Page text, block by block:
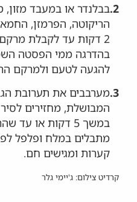
2. בבלנדר או במעבד מזון,
2 דקות עד לקבלת
בהדרגה ממי הפסטה
להגעה לטעם ולמרקם
3. מערבבים את תערובת
המבושלת, מחזירים
במשך 5 דקות או
מתבלים במלח ופלפל
קערות ומגישים חם.
קרדיט צילום: ג'יימי גלר